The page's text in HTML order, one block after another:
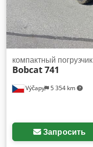
Výčapy 5 354 km
компактный погрузчик
Bobcat741
Запросить